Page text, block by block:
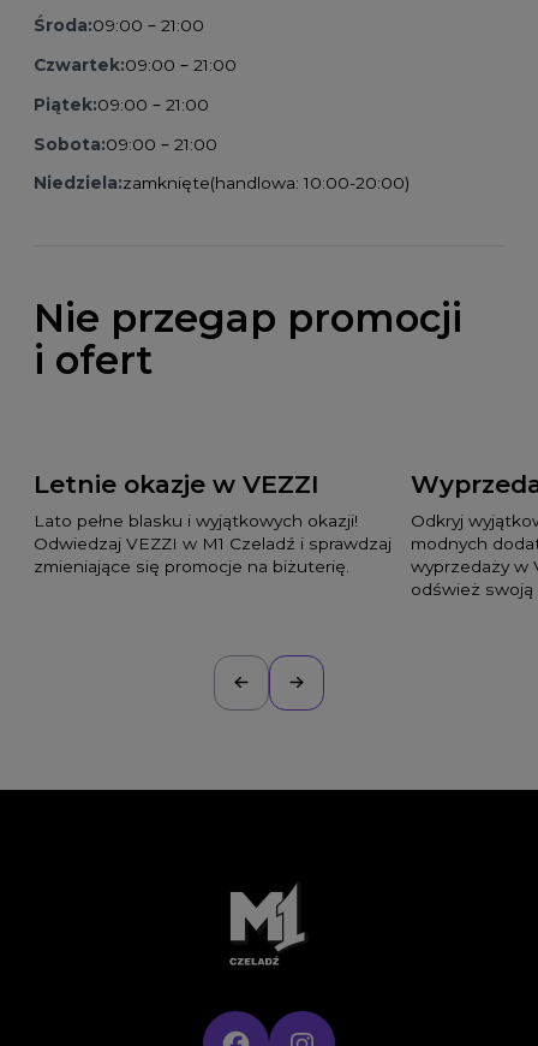
Środa:09:00 – 21:00
Czwartek:09:00 – 21:00
Piątek:09:00 – 21:00
Sobota:09:00 – 21:00
Niedziela:zamknięte(handlowa: 10:00-20:00)
Nie przegap promocji
i ofert
Letnie okazje w VEZZI
Lato pełne blasku i wyjątkowych okazji!
Odwiedzaj VEZZI w M1 Czeladź i sprawdzaj
zmieniające się promocje na biżuterię.
Odkryj
modnych
wyprzedaży w
odśwież swoją